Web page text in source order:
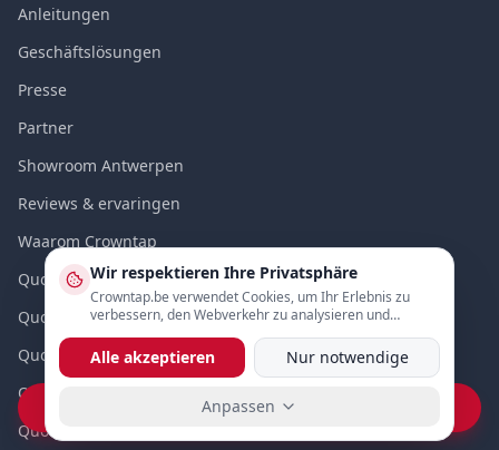
Anleitungen
Geschäftslösungen
Presse
Partner
Showroom Antwerpen
Reviews & ervaringen
Waarom Crowntap
Quooker Antwerpen
Quooker Gent
Quooker Brussel
Quooker Limburg
Quooker Vlaams-Brabant
Vraag prijs op WhatsApp
Wir respektieren Ihre Privatsphäre
Crowntap.be verwendet Cookies, um Ihr Erlebnis zu
verbessern, den Webverkehr zu analysieren und
Alle akzeptieren Nur notwendige
Anpassen